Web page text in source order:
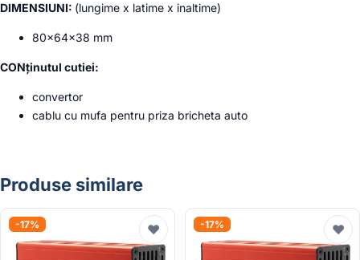
DIMENSIUNI: (lungime x latime x inaltime)
80x64x38 mm
CONținutul cutiei:
convertor
cablu cu mufa pentru priza bricheta auto
Produse similare
-17% ♥ -17% ♥